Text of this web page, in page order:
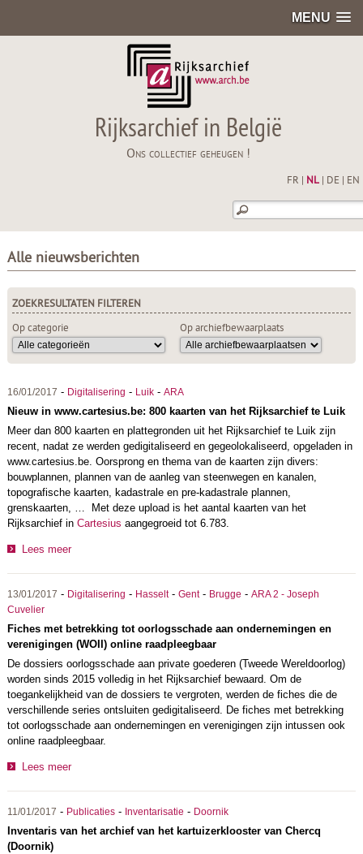
MENU
Rijksarchief in België
Ons collectief geheugen !
FR NL| DE EN
Alle nieuwsberichten
ZOEKRESULTATEN FILTEREN
Op categorie
Op archiefbewaarplaats
16/01/2017 - Digitalisering - Luik- ARA
Nieuw in www.cartesius.be: 800 kaarten van het Rijksarchief te Luik
Meer dan 800 kaarten en plattegronden uit het Rijksarchief te Luik zijn
recent, nadat ze werden gedigitaliseerd en gegeolokaliseerd, opgeladen in
www.cartesius.be. Oorsprong en thema van de kaarten zijn divers:
bouwplannen, plannen van de aanleg van steenwegen en kanalen,
topografische kaarten, kadastrale en pre-kadastrale plannen,
grenskaarten, … Met deze upload is het aantal kaarten van het
Rijksarchief in Cartesius aangegroeid tot 6.783.
Lees meer
13/01/2017 - Digitalisering - Hasselt- Gent- Brugge - ARA 2 - Joseph
Cuvelier
Fiches met betrekking tot oorlogsschade aan ondernemingen en
verenigingen (WOII) online raadpleegbaar
De dossiers oorlogsschade aan private goederen (Tweede Wereldoorlog)
worden sinds 2015 volledig in het Rijksarchief bewaard. Om de
toegankelijkheid van de dossiers te vergroten, werden de fiches die de
verschillende series ontsluiten gedigitaliseerd. De fiches met betrekking
tot oorlogsschade aan ondernemingen en verenigingen zijn intussen ook
online raadpleegbaar.
Lees meer
11/01/2017 - Publicaties- Inventarisatie - Doornik
Inventaris van het archief van het kartuizerklooster van Chercq
(Doornik)